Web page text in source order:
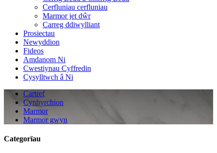
Cerfluniau cerfluniau
Marmor jet dŵr
Carreg ddiwylliant
Prosiectau
Newyddion
Fideos
Amdanom Ni
Cwestiynau Cyffredin
Cysylltwch â Ni
Cartref
Cynhyrchion
Marmor
Marmor gwyn
Categorïau